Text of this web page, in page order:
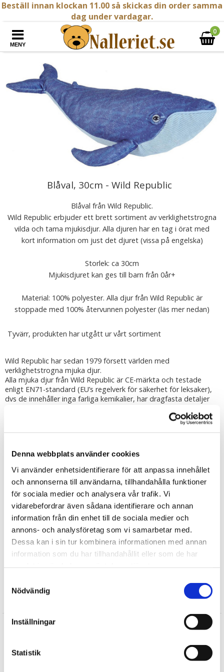
Denna webbplats använder cookies
Vi använder enhetsidentifierare för att anpassa innehållet
och annonserna till användarna, tillhandahålla funktioner
för sociala medier och analysera vår trafik. Vi
vidarebefordrar även sådana identifierare och annan
information från din enhet till de sociala medier och
annons- och analysföretag som vi samarbetar med.
Dessa kan i sin tur kombinera informationen med annan
information som du har tillhandahållit eller som de har
Nödvändig
Inställningar
Statistik
Beställ innan klockan 11.00 så skickas din order samma
dag under vardagar.
MENY
0
Blåval, 30cm - Wild Republic
Blåval från Wild Republic.
Wild Republic erbjuder ett brett sortiment av verklighetstrogna
vilda och tama mjukisdjur. Alla djuren har en tag i örat med
kort information om just det djuret (vissa på engelska)
Storlek: ca 30cm
Mjukisdjuret kan ges till barn från 0år+
Material: 100% polyester. Alla djur från Wild Republic är
stoppade med 100% återvunnen polyester (läs mer nedan)
Tyvärr, produkten har utgått ur vårt sortiment
Wild Republic har sedan 1979 försett världen med
verklighetstrogna mjuka djur.
Alla mjuka djur från Wild Republic är CE-märkta och testade
enligt EN71-standard (EU’s regelverk för säkerhet för leksaker),
dvs de innehåller inga farliga kemikalier, har dragfasta detaljer
Djuren är stoppade med 100% återvunnen polyester framtagen
borsta sedan dess päls när nallen är helt torr.
Tipsa
Upptäck mer
Mjukisdjur
Vilda Djur
Wild Republic Mjuka Djur
Fisk / Vattendjur gosedjur